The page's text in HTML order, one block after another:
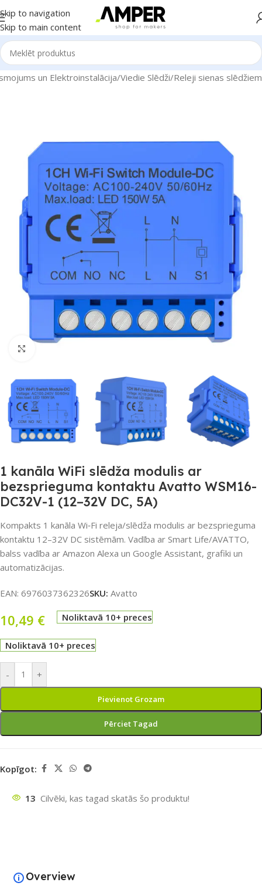
Skip to navigation
Skip to main content
un Elektroinstalācija/Viedie Slēdži/Releji sienas slēdžiem
1 kanāla WiFi slēdža modulis ar
bezsprieguma kontaktu Avatto WSM16-
DC32V-1 (12–32V DC, 5A)
Kompakts 1 kanāla Wi‑Fi releja/slēdža modulis ar bezsprieguma
kontaktu 12–32V DC sistēmām. Vadība ar Smart Life/AVATTO,
balss vadība ar Amazon Alexa un Google Assistant, grafiki un
automatizācijas.
EAN: 6976037362326SKU: Avatto
10,49 € Noliktavā 10+ preces
Noliktavā 10+ preces
- +
Pievienot Grozam
Pērciet Tagad
Kopīgot:
13 Cilvēki, kas tagad skatās šo produktu!
Overview